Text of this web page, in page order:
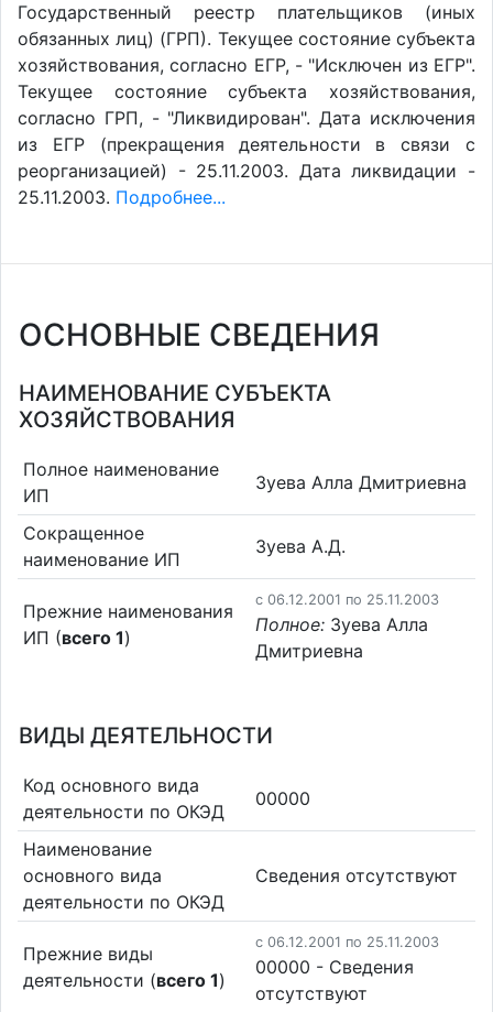
Государственный реестр плательщиков (иных
обязанных лиц) (ГРП). Текущее состояние субъекта
хозяйствования, согласно ЕГР, - "Исключен из ЕГР".
Текущее состояние субъекта хозяйствования,
согласно ГРП, - "Ликвидирован". Дата исключения
из ЕГР (прекращения деятельности в связи с
реорганизацией) - 25.11.2003. Дата ликвидации -
25.11.2003. Подробнее...
ОСНОВНЫЕ СВЕДЕНИЯ
НАИМЕНОВАНИЕ СУБЪЕКТА
ХОЗЯЙСТВОВАНИЯ
Полное наименование
ИП
Зуева Алла Дмитриевна
Сокращенное
наименование ИП
Зуева А.Д.
Прежние наименования
ИП (всего 1)
c 06.12.2001 по 25.11.2003
Полное: Зуева Алла
Дмитриевна
ВИДЫ ДЕЯТЕЛЬНОСТИ
Код основного вида
деятельности по ОКЭД
00000
Наименование
основного вида
деятельности по ОКЭД
Cведения отсутствуют
Прежние виды
деятельности (всего 1)
c 06.12.2001 по 25.11.2003
00000 - Cведения
отсутствуют